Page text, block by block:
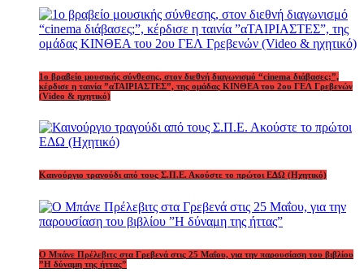
1o βραβείο μουσικής σύνθεσης, στον διεθνή διαγωνισμό “cinema διάβασες;”,
κέρδισε η ταινία ”αΤΑΙΡΙΑΣΤΕΣ”, της ομάδας ΚΙΝΘΕΑ του 2ου ΓΕΛ Γρεβενών
(Video & ηχητικό)
Καινούργιο τραγούδι από τους Σ.Π.Ε. Ακούστε το πρώτοι ΕΔΩ (Ηχητικό)
Ο Μπάνε Πρέλεβιτς στα Γρεβενά στις 25 Μαΐου, για την παρουσίαση του βιβλίου
”Η δύναμη της ήττας”